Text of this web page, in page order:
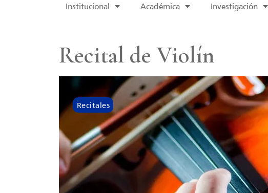
Institucional Académica Investigación
Recital de Violín
Recitales